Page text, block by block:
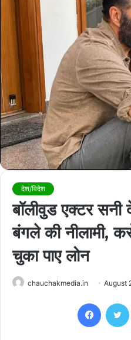
देश/विदेश
बॉलीवुड एक्टर
बंगले की नीलामी,
चुका पाए लोन
chauchakmedia.in August
Facebook